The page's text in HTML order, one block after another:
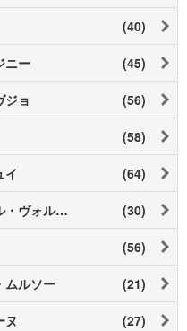
(40)
ニー (45)
ジョ (56)
(58)
イ (64)
ブルゴーニュ・コルトン・ポマール・ヴォルネイ (30)
(56)
ムルソー (21)
ヌ (27)